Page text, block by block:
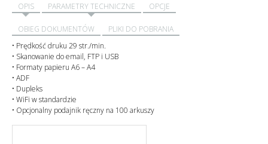
OPIS PARAMETRY TECHNICZNE OPCJE
OBIEG DOKUMENTÓW
PLIKI DO POBRANIA
• Prędkość druku 29 str./min.
• Skanowanie do email, FTP i USB
• Formaty papieru A6 – A4
• ADF
• Dupleks
• WiFi w standardzie
• Opcjonalny podajnik ręczny na 100 arkuszy